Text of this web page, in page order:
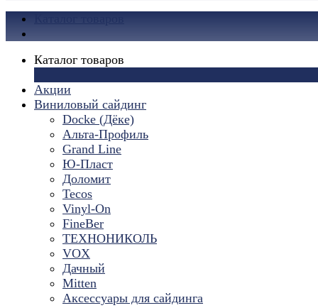
Каталог товаров
Акции
Виниловый сайдинг
Docke (Дёке)
Альта-Профиль
Grand Line
Ю-Пласт
Доломит
Tecos
Vinyl-On
FineBer
ТЕХНОНИКОЛЬ
VOX
Дачный
Mitten
Аксессуары для сайдинга